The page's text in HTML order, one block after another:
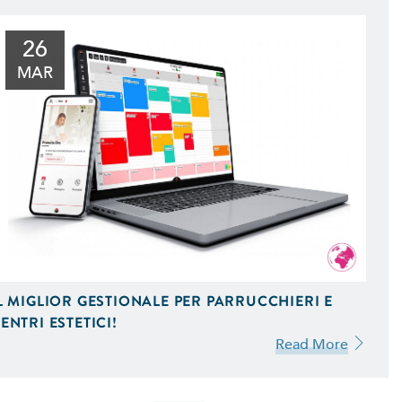
26
MAR
MIGLIOR GESTIONALE PER PARRUCCHIERI E
ESTETICI!
Read More